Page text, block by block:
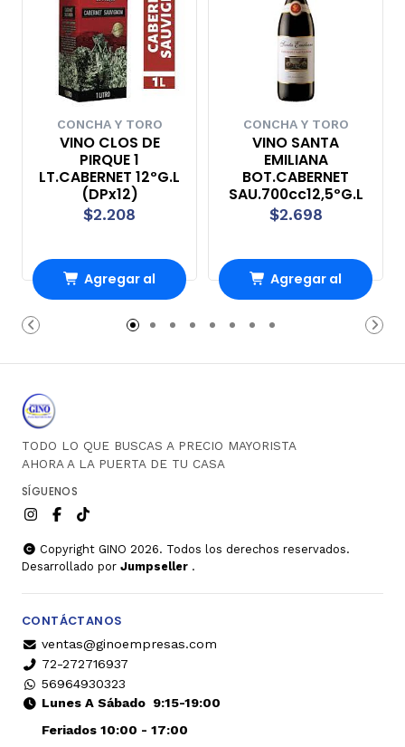
CONCHA Y TORO
VINO CLOS DE
PIRQUE 1
LT.CABERNET 12ºG.L
(DPx12)
$2.208
Agregar al
Carro
CONCHA Y TORO
VINO SANTA
EMILIANA
BOT.CABERNET
SAU.700cc12,5ºG.L
$2.698
Agregar al
TODO LO QUE BUSCAS A PRECIO MAYORISTA
AHORA A LA PUERTA DE TU CASA
SÍGUENOS
Copyright GINO 2026. Todos los derechos reservados.
Desarrollado por Jumpseller .
CONTÁCTANOS
ventas@ginoempresas.com
72-272716937
56964930323
Lunes A Sábado9:15-19:00
Feriados 10:00 - 17:00